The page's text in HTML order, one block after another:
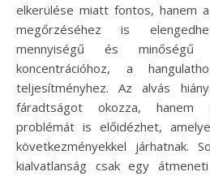
elkerülése miatt fontos, hanem
megőrzéséhez is
mennyiségű és
koncentrációhoz, a
teljesítményhez. Az alvás
fáradtságot okozza, hanem
problémát is előidézhet,
következményekkel járhatnak.
kialvatlanság csak egy